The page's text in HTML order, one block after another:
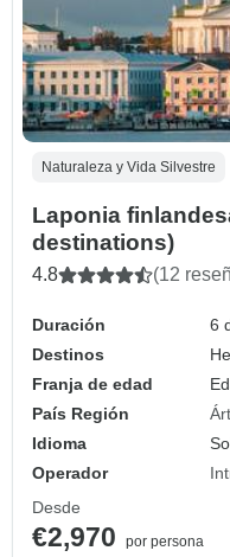
Naturaleza y Vida Silvestre
Laponia
destinations)
4.8 (12
Duración
6
Destinos
Franja de edad
País Región
Idioma
Operador
Desde
€2,970
por persona